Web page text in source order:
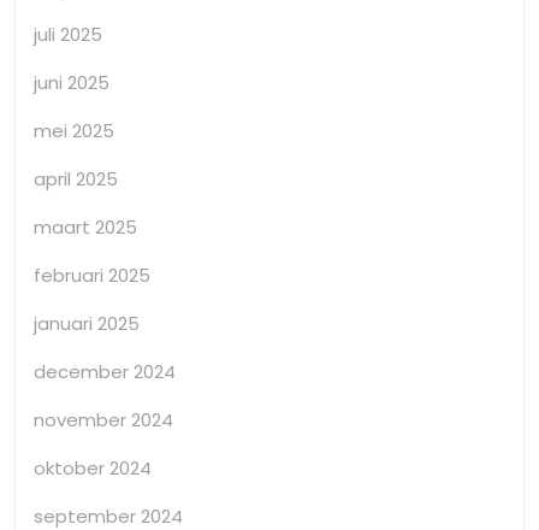
juli 2025
juni 2025
mei 2025
april 2025
maart 2025
februari 2025
januari 2025
december 2024
november 2024
oktober 2024
september 2024